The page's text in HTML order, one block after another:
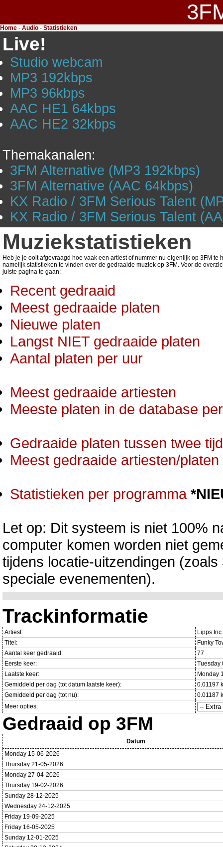
Home - Audio - Statistieken
Live!
Studio webcam
MP3 192kbps
MP3 96kbps
AAC HE1 64kbps
AAC HE2 32kbps
Themakanalen:
3FM Alternative (MP3 192kbps)
3FM Alternative (AAC 64kbps)
KX Radio / 3FM Serious Talent
KX Radio / 3FM Serious Talent
Muziekstatistieken
Heb je je ooit afgevraagd hoe vaak een artiest of nummer nu eigenlijk op 3FM
namelijk statistieken te vinden over de gedraaide muziek op 3FM. Voor de
juiste pagina te gaan:
Recent gedraaid
Meest gedraaide platen
Nieuwe platen
Langst NIET gedraaide platen
Aantal platen per uur
Meest gedraaide artiesten
Meeste platen in de database
Gedraaide platen tussen twee
Meest gedraaide artiesten/
Statistieken per programma
Let op: Dit systeem is niet 100%
computer komen worden niet
tijdens locatie-uitzendingen
speciale evenementen).
Trackinformatie
Artiest:
Lipps Inc
Titel:
Funky
Aantal keer gedraaid:
77
Eerste keer:
Tuesday
Laatste keer:
Monday
Gemiddeld per dag (tot datum laatste keer):
0.01197
Gemiddeld per dag (tot nu):
0.01187
Meer opties:
Gedraaid op 3FM
Datum
Monday 15-06-2026
Thursday 21-05-2026
Monday 27-04-2026
Thursday 19-02-2026
Sunday 28-12-2025
Wednesday 24-12-2025
Friday 19-09-2025
Friday 16-05-2025
Sunday 12-01-2025